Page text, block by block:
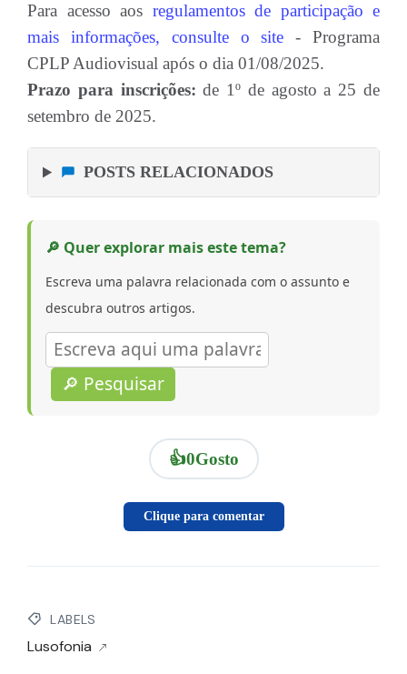
Para acesso aos regulamentos de participação e
mais informações, consulte o site - Programa
CPLP Audiovisual após o dia 01/08/2025.
Prazo para inscrições: de 1º de agosto a 25 de
setembro de 2025.
POSTS RELACIONADOS
🔎 Quer explorar mais este tema?
Escreva uma palavra relacionada com o assunto e
descubra outros artigos.
🔎 Pesquisar
👍0Gosto
Clique para comentar
LABELS
Lusofonia